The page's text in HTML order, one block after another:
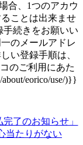
合、1つのアカウ
ことは出来ませ
手続きをお願いい
のメールアドレ
い登録手順は、
のご利用にあた
eorico/use/)}}
了のお知らせ」
当たりがない